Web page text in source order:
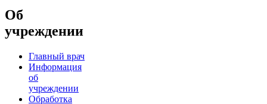
Об
учреждении
Главный врач
Информация
об
учреждении
Обработка